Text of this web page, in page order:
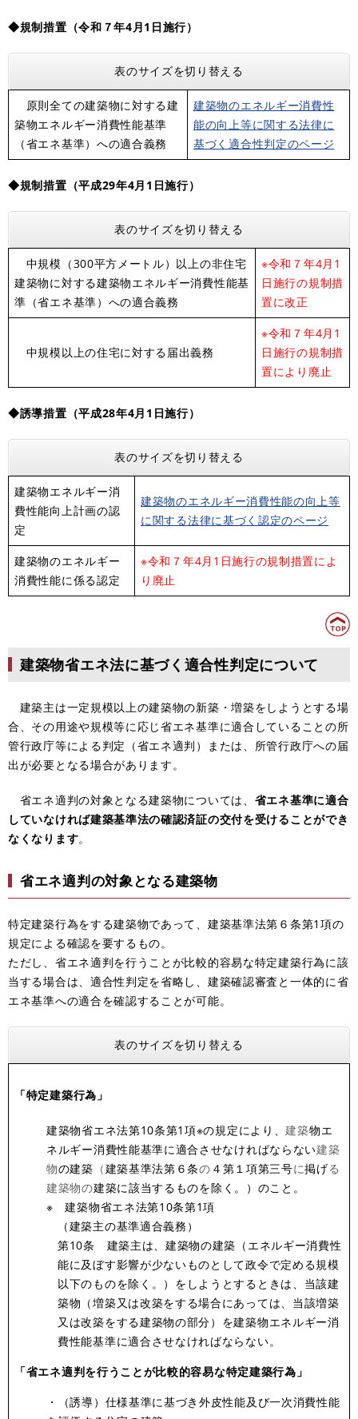
◆規制措置（令和７年4月1日施行）
表のサイズを切り替える
原則全ての建築物に対する建
築物エネルギー消費性能基準
（省エネ基準）への適合義務
建築物のエネルギー消費性
能の向上等に関する法律に
基づく適合性判定のページ
◆規制措置（平成29年4月1日施行）
表のサイズを切り替える
中規模（300平方メートル）以上の非住宅
建築物に対する建築物エネルギー消費性能基
準（省エネ基準）への適合義務
※令和７年4月1
日施行の規制措
置に改正
中規模以上の住宅に対する届出義務
※令和７年4月1
日施行の規制措
置により廃止
◆誘導措置（平成28年4月1日施行）
表のサイズを切り替える
建築物エネルギー消
費性能向上計画の認
定
建築物のエネルギー消費性能の向上等
に関する法律に基づく認定のページ
建築物のエネルギー
消費性能に係る認定
※令和７年4月1日施行の規制措置によ
り廃止
建築物省エネ法に基づく適合性判定について
建築主は一定規模以上の建築物の新築・増築をしようとする場
合、その用途や規模等に応じ省エネ基準に適合していることの所
管行政庁等による判定（省エネ適判）または、所管行政庁への届
出が必要となる場合があります。
省エネ適判の対象となる建築物については、 省エネ基準に適合
していなければ建築基準法の確認済証の交付を受けることができ
なくなります。
省エネ適判の対象となる建築物
特定建築行為をする建築物であって、建築基準法第６条第1項の
規定による確認を要するもの。
ただし、省エネ適判を行うことが比較的容易な特定建築行為に該
当する場合は、適合性判定を省略し、建築確認審査と一体的に省
エネ基準への適合を確認することが可能。
表のサイズを切り替える
「特定建築行為」
建築物省エネ法第10条第1項※の規定により、建築物エ
ネルギー消費性能基準に適合させなければならない建築
物の建築 （建築基準法第６条の ４第１項第三号に掲げる
建築物の建築に該当するものを除く。）のこと。
※ 建築物省エネ法第10条第1項
（建築主の基準適合義務）
第10条 建築主は、建築物の建築（エネルギー消費性
能に及ぼす影響が少ないものとして政令で定める規模
以下のものを除く。）をしようとするときは、当該建
築物（増築又は改築をする場合にあっては、当該増築
又は改築をする建築物の部分）を建築物エネルギー消
費性能基準に適合させなければならない。
「省エネ適判を行うことが比較的容易な特定建築行為」
・（誘導）仕様基準に基づき外皮性能及び一次消費性能